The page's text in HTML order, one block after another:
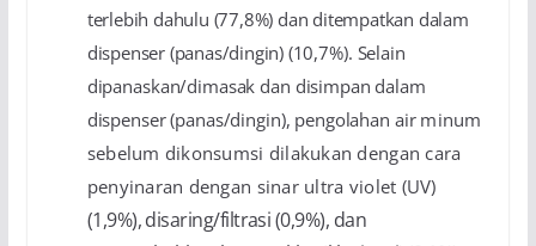
terlebih dahulu (77,8%) dan ditempatkan dalam
dispenser (panas/dingin) (10,7%). Selain
dipanaskan/dimasak dan disimpan dalam
dispenser (panas/dingin), pengolahan air minum
sebelum dikonsumsi dilakukan dengan cara
penyinaran dengan sinar ultra violet (UV)
(1,9%), disaring/filtrasi (0,9%), dan